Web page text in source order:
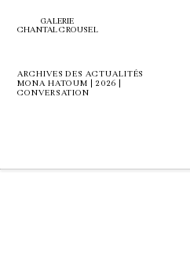
GALERIE
CHANTAL CROUSEL
ARCHIVES DES ACTUALITÉS
MONA HATOUM | 2026 |
CONVERSATION